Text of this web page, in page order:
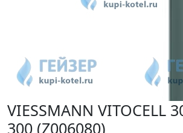
VIESSMANN VITOCELL
300 (Z006080)